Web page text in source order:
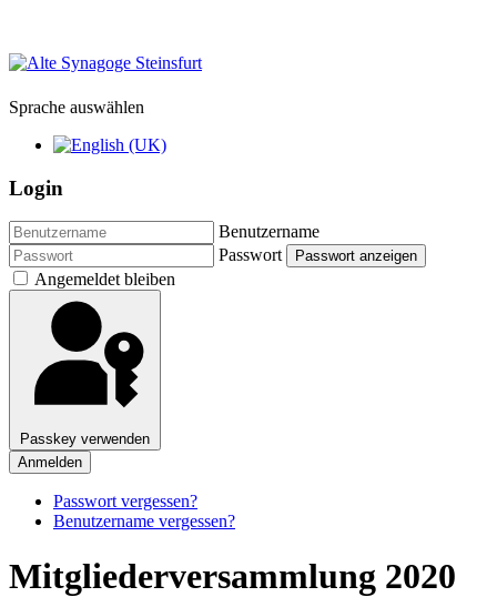
Sprache auswählen
Login
Benutzername
Passwort
Passwort anzeigen
Angemeldet bleiben
Passkey verwenden
Anmelden
Passwort vergessen?
Benutzername vergessen?
Mitgliederversammlung 2020